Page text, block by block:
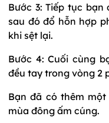
Bước 3: Tiếp tục
sau đó đổ hỗn hợp
khi sệt lại.
Bước 4: Cuối cùng
đều tay trong vòng 2
Bạn đã có thêm
mùa đông ấm cúng.